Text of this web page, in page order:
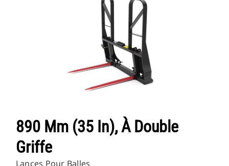
890 Mm (35 In), À Double
Griffe
Lances Pour Balles